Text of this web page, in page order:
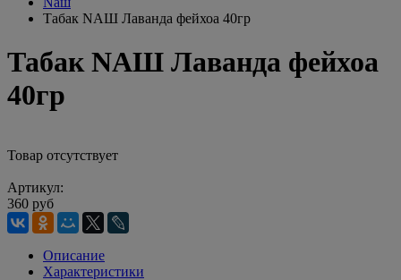
Табак NАШ Лаванда фейхоа 40гр
Табак NАШ Лаванда фейхоа
40гр
Товар отсутствует
Артикул:
360 руб
Описание
Характеристики